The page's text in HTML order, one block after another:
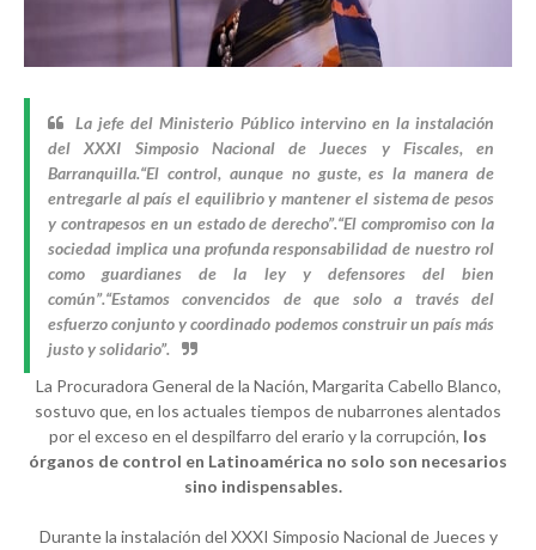
​La jefe del Ministerio Público intervino en la instalación
del XXXI Simposio Nacional de Jueces y Fiscales, en
Barranquilla.“El control, aunque no guste, es la manera de
entregarle al país el equilibrio y mantener el sistema de pesos
y contrapesos en un estado de derecho”.“El compromiso con la
sociedad implica una profunda responsabilidad de nuestro rol
como guardianes de la ley y defensores del bien
común”.“Estamos convencidos de que solo a través del
esfuerzo conjunto y coordinado podemos construir un país más
justo y solidario”.
La Procuradora General de la Nación, Margarita Cabello Blanco,
sostuvo que, en los actuales tiempos de nubarrones alentados
por el exceso en el despilfarro del erario y la corrupción, los
órganos de control en Latinoamérica no solo son necesarios
sino indispensables.
Durante la instalación del XXXI Simposio Nacional de Jueces y